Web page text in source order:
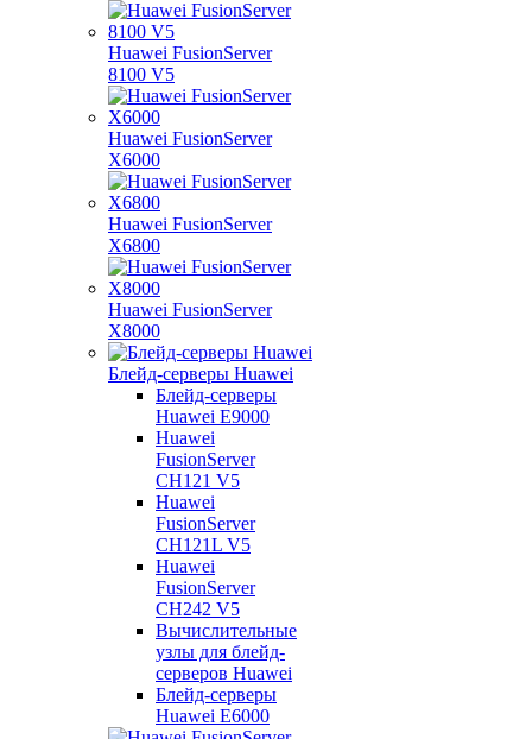
Huawei FusionServer
8100 V5
Huawei FusionServer
X6000
Huawei FusionServer
X6800
Huawei FusionServer
X8000
Блейд-серверы Huawei
Блейд-серверы
Huawei E9000
Huawei
FusionServer
CH121 V5
Huawei
FusionServer
CH121L V5
Huawei
FusionServer
CH242 V5
Вычислительные
узлы для блейд-
серверов Huawei
Блейд-серверы
Huawei E6000